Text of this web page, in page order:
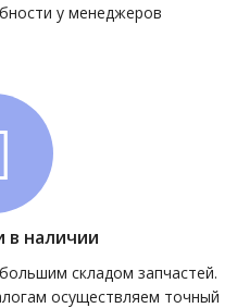
у менеджеров
в наличии
складом запчастей.
осуществляем точный